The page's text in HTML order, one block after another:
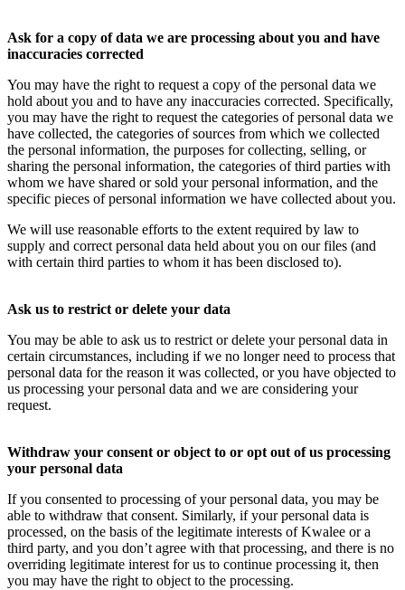
Ask for a copy of data we are processing about you and have
inaccuracies corrected
You may have the right to request a copy of the personal data we
hold about you and to have any inaccuracies corrected. Specifically,
you may have the right to request the categories of personal data we
have collected, the categories of sources from which we collected
the personal information, the purposes for collecting, selling, or
sharing the personal information, the categories of third parties with
whom we have shared or sold your personal information, and the
specific pieces of personal information we have collected about you.
We will use reasonable efforts to the extent required by law to
supply and correct personal data held about you on our files (and
with certain third parties to whom it has been disclosed to).
Ask us to restrict or delete your data
You may be able to ask us to restrict or delete your personal data in
certain circumstances, including if we no longer need to process that
personal data for the reason it was collected, or you have objected to
us processing your personal data and we are considering your
request.
Withdraw your consent or object to or opt out of us processing
your personal data
If you consented to processing of your personal data, you may be
able to withdraw that consent. Similarly, if your personal data is
processed, on the basis of the legitimate interests of Kwalee or a
third party, and you don’t agree with that processing, and there is no
overriding legitimate interest for us to continue processing it, then
you may have the right to object to the processing.